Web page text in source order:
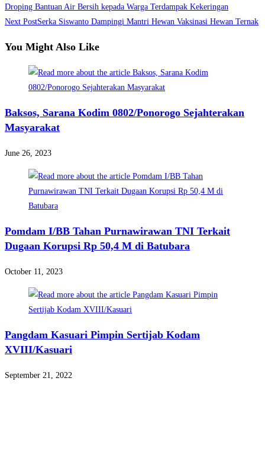
more
articles
Droping Bantuan Air Bersih kepada Warga Terdampak Kekeringan
Next PostSerka Siswanto Dampingi Mantri Hewan Vaksinasi Hewan Ternak
You Might Also Like
Baksos, Sarana Kodim 0802/Ponorogo Sejahterakan
Masyarakat
June 26, 2023
Pomdam I/BB Tahan Purnawirawan TNI Terkait
Dugaan Korupsi Rp 50,4 M di Batubara
October 11, 2023
Pangdam Kasuari Pimpin Sertijab Kodam
XVIII/Kasuari
September 21, 2022